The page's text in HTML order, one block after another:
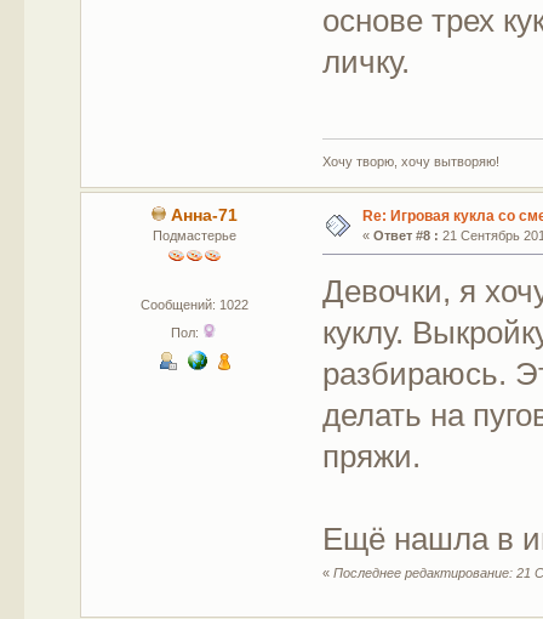
основе трех
личку.
Хочу творю, хочу вытворяю!
Анна-71
Подмастерье
Сообщений: 1022
Пол:
Re: Игровая кукла со
« Ответ #8 : 21 Сентябрь
Девочки, я
куклу.
разбираюсь.
делать на
пряжи.
Ещё нашла в
«Последнее редактирование: 21